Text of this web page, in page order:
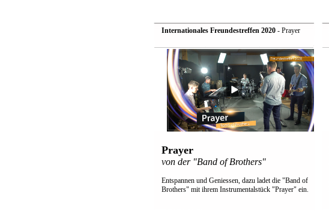
Internationales Freundestreffen 2020- Prayer
Prayer
von der "Band of Brothers"
Entspannen und Geniessen, dazu ladet die "Band of
Brothers" mit ihrem Instrumentalstück "Prayer" ein.